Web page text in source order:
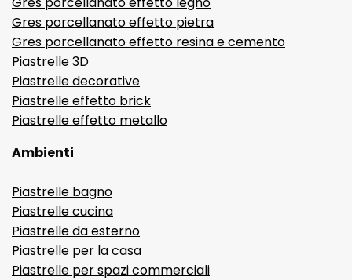
Gres porcellanato effetto pietra
Gres porcellanato effetto resina e cemento
Piastrelle 3D
Piastrelle decorative
Piastrelle effetto brick
Piastrelle effetto metallo
Ambienti
Piastrelle bagno
Piastrelle cucina
Piastrelle da esterno
Piastrelle per la casa
Piastrelle per spazi commerciali